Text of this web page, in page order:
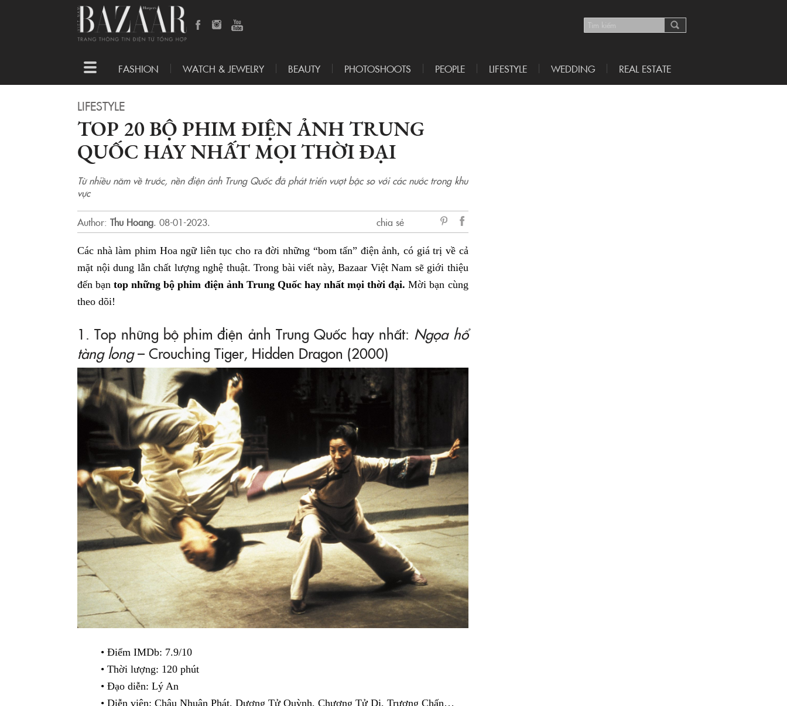
Toggle
navigation
FASHION WATCH & JEWELRY BEAUTY PHOTOSHOOTS PEOPLE LIFESTYLE WEDDING REAL ESTATE
LIFESTYLE
TOP 20 BỘ PHIM ĐIỆN ẢNH TRUNG
QUỐC HAY NHẤT MỌI THỜI ĐẠI
Từ nhiều năm về trước, nền điện ảnh Trung Quốc đã phát triển vượt bậc so với các nước trong khu
vực
Author: Thu Hoang. 08-01-2023.
chia sẻ
Facebook
Các nhà làm phim Hoa ngữ liên tục cho ra đời những “bom tấn” điện ảnh, có giá trị về cả
mặt nội dung lẫn chất lượng nghệ thuật. Trong bài viết này, Bazaar Việt Nam sẽ giới thiệu
đến bạn top những bộ phim điện ảnh Trung Quốc hay nhất mọi thời đại. Mời bạn cùng
theo dõi!
1. Top những bộ phim điện ảnh Trung Quốc hay nhất: Ngọa hổ
tàng long– Crouching Tiger, Hidden Dragon (2000)
• Điểm IMDb: 7.9/10
• Thời lượng: 120 phút
• Đạo diễn: Lý An
• Diễn viên: Châu Nhuận Phát, Dương Tử Quỳnh, Chương Tử Di, Trương Chấn…